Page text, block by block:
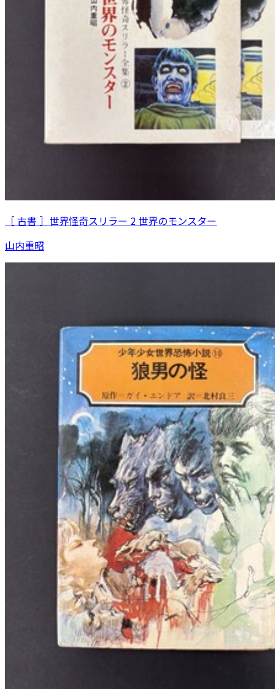
［ 古書 ］世界怪奇スリラー 2 世界のモンスター
山内重昭